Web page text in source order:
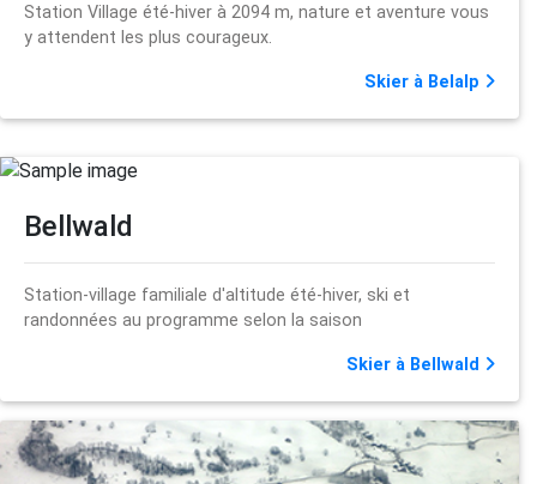
Station Village été-hiver à 2094 m, nature et aventure vous
y attendent les plus courageux.
Skier à Belalp
Bellwald
Station-village familiale d'altitude été-hiver, ski et
randonnées au programme selon la saison
Skier à Bellwald